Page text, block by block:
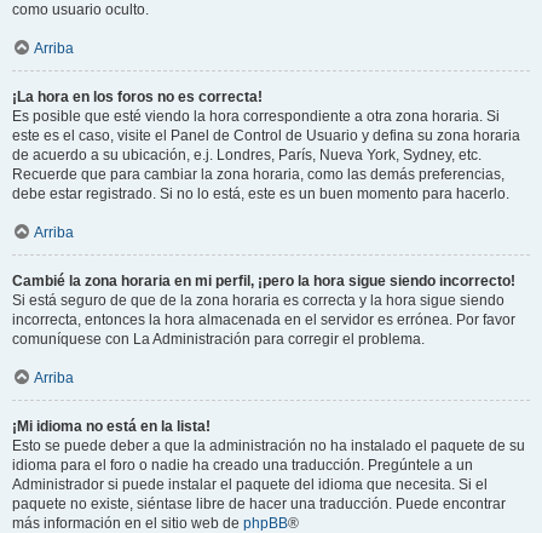
como usuario oculto.
Arriba
¡La hora en los foros no es correcta!
Es posible que esté viendo la hora correspondiente a otra zona horaria. Si
este es el caso, visite el Panel de Control de Usuario y defina su zona horaria
de acuerdo a su ubicación, e.j. Londres, París, Nueva York, Sydney, etc.
Recuerde que para cambiar la zona horaria, como las demás preferencias,
debe estar registrado. Si no lo está, este es un buen momento para hacerlo.
Arriba
Cambié la zona horaria en mi perfil, ¡pero la hora sigue siendo incorrecto!
Si está seguro de que de la zona horaria es correcta y la hora sigue siendo
incorrecta, entonces la hora almacenada en el servidor es errónea. Por favor
comuníquese con La Administración para corregir el problema.
Arriba
¡Mi idioma no está en la lista!
Esto se puede deber a que la administración no ha instalado el paquete de su
idioma para el foro o nadie ha creado una traducción. Pregúntele a un
Administrador si puede instalar el paquete del idioma que necesita. Si el
paquete no existe, siéntase libre de hacer una traducción. Puede encontrar
más información en el sitio web de phpBB®